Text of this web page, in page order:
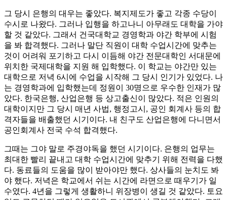
그 당시 은행의 대우는 좋았다. 복지제도가 좋고 각종 수당이
수시로 나왔다. 그러나 입행을 하고나니 아무래도 대학을 가야
할 것 같았다. 그래서 건국대학교 경영학과 야간 학부에 시험
을 봐 합격했다. 그러나 말단 직원이 대학 수업시간에 맞추는
것이 어려워 포기하고 다시 이듬해 야간 전문대학인 서대문에
위치한 국제대학을 지원 해 입학했다. 이 학교는 야간만 있는
대학으로 저녁 6시에 수업을 시작해 그 당시 인기가 있었다. 나
는 경영학과에 입학했는데 정원이 30명으로 우수한 인재가 많
았다. 한국은행, 산업은행 등 상고출신이 많았다. 적은 인원의
대학이지만 그 당시 매년 사법, 행정고시, 공인 회계사 등의 합
격자들을 배출했던 시기이다. 내 친구도 산업은행에 다니면서
공인회계사 전국 수석 합격했다.
그때는 그야 말로 주경야독을 했던 시기이다. 은행의 업무는
최대한 빨리 끝내고 대학 수업시간에 맞추기 위해 전력을 다했
다. 동료들의 도움을 많이 받아야만 했다. 상사들의 눈치도 봐
야 했다. 저녁은 학교에서 쉬는 시간에 라면으로 때우기가 일
수였다. 4년을 그렇게 생활하니 위장병이 생길 것 같았다. 토요